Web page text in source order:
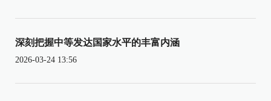
深刻把握中等发达国家水平的丰富内涵
2026-03-24 13:56